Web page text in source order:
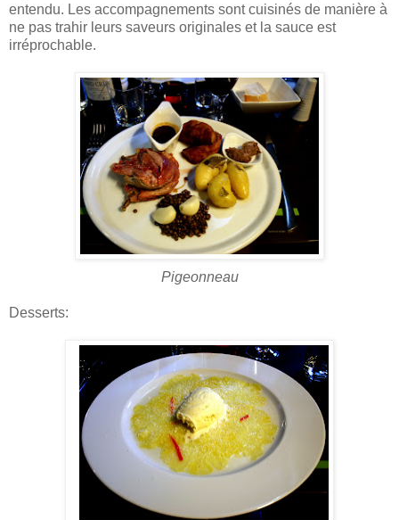
entendu. Les accompagnements sont cuisinés de manière à
ne pas trahir leurs saveurs originales et la sauce est
irréprochable.
Pigeonneau
Desserts: